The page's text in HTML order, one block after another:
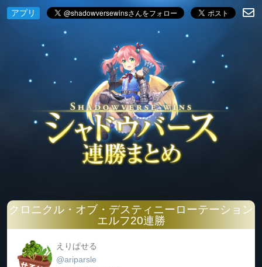
アプリ
クロニクル・オブ・デスティニーローテーション
エルフ20連勝
えりぱせる
@ariparsle